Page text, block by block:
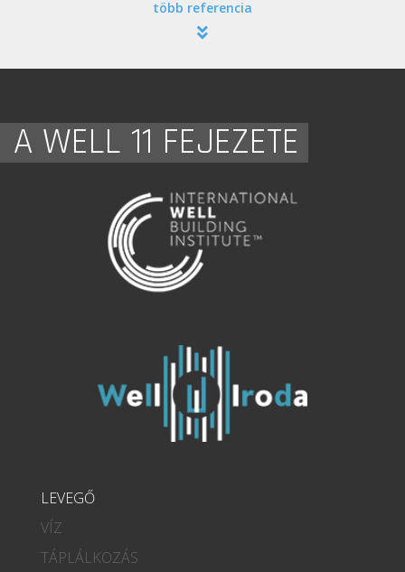
több referencia
A WELL 11 FEJEZETE
LEVEGŐ
VÍZ
TÁPLÁLKOZÁS